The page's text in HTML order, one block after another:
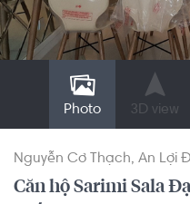
Photo 3D view
Nguyễn Cơ Thạch An Lợi
Căn hộ Sarimi Sala